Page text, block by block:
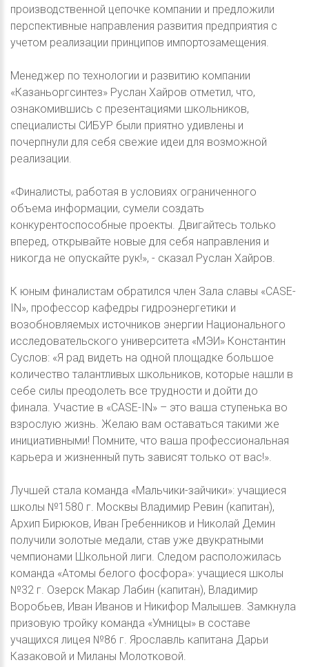
производственной цепочке компании и предложили
перспективные направления развития предприятия с
учетом реализации принципов импортозамещения.
Менеджер по технологии и развитию компании
«Казаньоргсинтез» Руслан Хайров отметил, что,
ознакомившись с презентациями школьников,
специалисты СИБУР были приятно удивлены и
почерпнули для себя свежие идеи для возможной
реализации.
«Финалисты, работая в условиях ограниченного
объема информации, сумели создать
конкурентоспособные проекты. Двигайтесь только
вперед, открывайте новые для себя направления и
никогда не опускайте рук!», - сказал Руслан Хайров.
К юным финалистам обратился член Зала славы «CASE-
IN», профессор кафедры гидроэнергетики и
возобновляемых источников энергии Национального
исследовательского университета «МЭИ» Константин
Суслов: «Я рад видеть на одной площадке большое
количество талантливых школьников, которые нашли в
себе силы преодолеть все трудности и дойти до
финала. Участие в «CASE-IN» – это ваша ступенька во
взрослую жизнь. Желаю вам оставаться такими же
инициативными! Помните, что ваша профессиональная
карьера и жизненный путь зависят только от вас!».
Лучшей стала команда «Мальчики-зайчики»: учащиеся
школы №1580 г. Москвы Владимир Ревин (капитан),
Архип Бирюков, Иван Гребенников и Николай Демин
получили золотые медали, став уже двукратными
чемпионами Школьной лиги. Следом расположилась
команда «Атомы белого фосфора»: учащиеся школы
№32 г. Озерск Макар Лабин (капитан), Владимир
Воробьев, Иван Иванов и Никифор Малышев. Замкнула
призовую тройку команда «Умницы» в составе
учащихся лицея №86 г. Ярославль капитана Дарьи
Казаковой и Миланы Молотковой.